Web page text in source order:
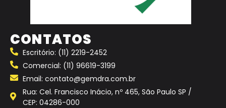
CONTATOS
Escritório: (11) 2219-2452
Comercial: (11) 96619-3199
Email: contato@gemdra.com.br
Rua: Cel. Francisco Inácio, nº 465, São Paulo SP /
CEP: 04286-000